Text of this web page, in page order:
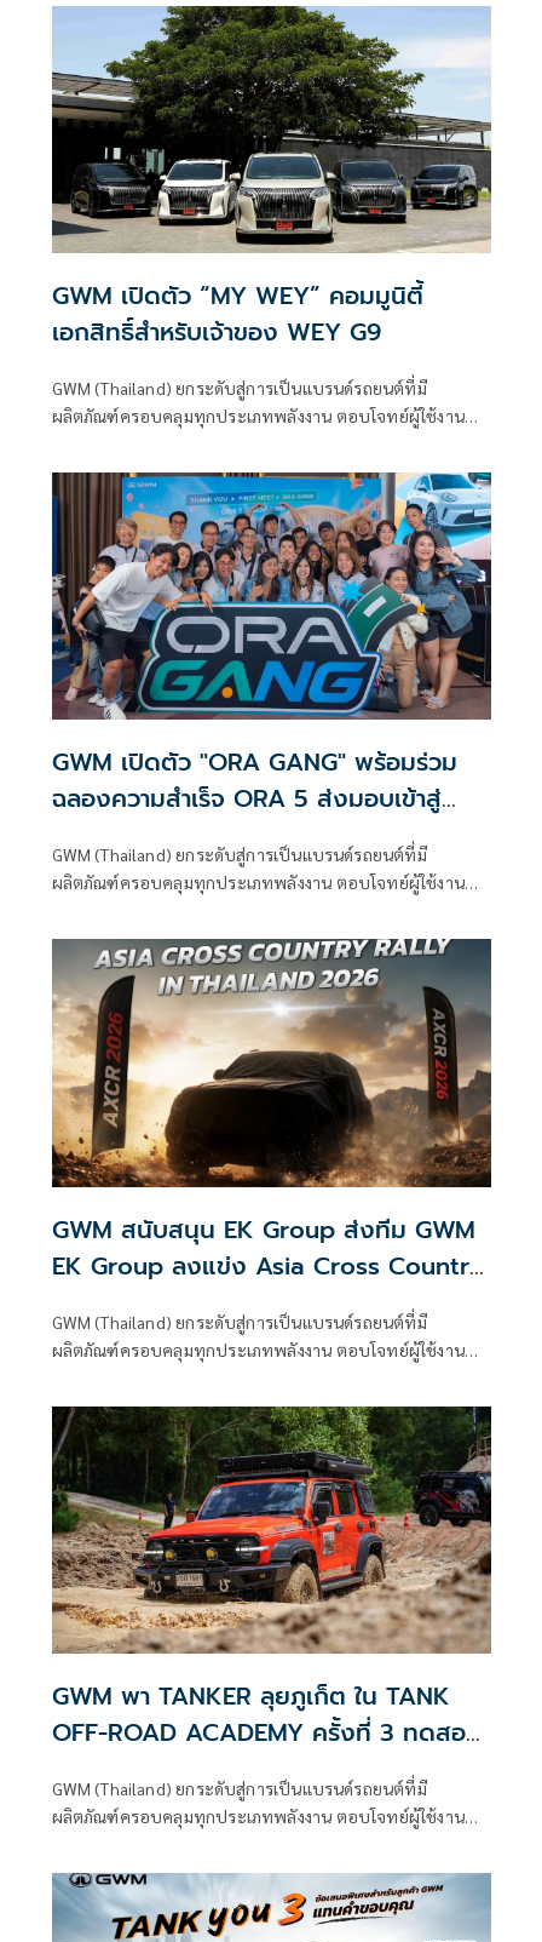
GWM เปิดตัว “MY WEY” คอมมูนิตี้
เอกสิทธิ์สำหรับเจ้าของ WEY G9
GWM (Thailand) ยกระดับสู่การเป็นแบรนด์รถยนต์ที่มี
ผลิตภัณฑ์ครอบคลุมทุกประเภทพลังงาน ตอบโจทย์ผู้ใช้งานทุก
GWM เปิดตัว "ORA GANG" พร้อมร่วม
ฉลองความสำเร็จ ORA 5 ส่งมอบเข้าสู่
GWM (Thailand) ยกระดับสู่การเป็นแบรนด์รถยนต์ที่มี
ผลิตภัณฑ์ครอบคลุมทุกประเภทพลังงาน ตอบโจทย์ผู้ใช้งานทุก
GWM สนับสนุน EK Group ส่งทีม GWM
EK Group ลงแข่ง Asia Cross Country
GWM (Thailand) ยกระดับสู่การเป็นแบรนด์รถยนต์ที่มี
ผลิตภัณฑ์ครอบคลุมทุกประเภทพลังงาน ตอบโจทย์ผู้ใช้งานทุก
GWM พา TANKER ลุยภูเก็ต ใน TANK
OFF-ROAD ACADEMY ครั้งที่ 3 ทดสอบ
GWM (Thailand) ยกระดับสู่การเป็นแบรนด์รถยนต์ที่มี
ผลิตภัณฑ์ครอบคลุมทุกประเภทพลังงาน ตอบโจทย์ผู้ใช้งานทุก